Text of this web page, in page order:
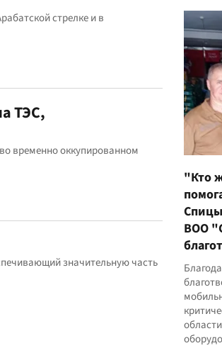
стрелке и в
ТЭС,
временно оккупированном
значительную часть
"Кто
ВОО